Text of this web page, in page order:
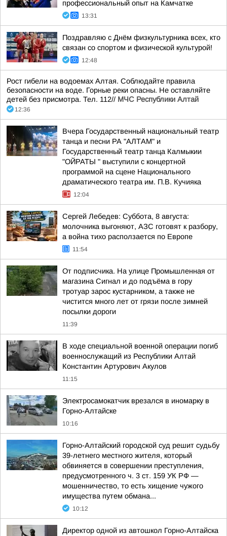
профессиональный опыт на Камчатке
13:31
Поздравляю с Днём физкультурника всех, кто
связан со спортом и физической культурой!
12:48
Рост гибели на водоемах Алтая. Соблюдайте правила
безопасности на воде. Горные реки опасны. Не оставляйте
детей без присмотра. Тел. 112// МЧС Республики Алтай
12:36
Вчера Государственный национальный театр
танца и песни РА "АЛТАМ" и
Государственный театр танца Калмыкии
"ОЙРАТЫ " выступили с концертной
программой на сцене Национального
драматического театра им. П.В. Кучияка
12:04
Сергей Лебедев: Суббота, 8 августа:
молочника выгоняют, АЗС готовят к разбору,
а война тихо расползается по Европе
11:54
От подписчика. На улице Промышленная от
магазина Сигнал и до подъёма в гору
тротуар зарос кустарником, а также не
чистится много лет от грязи после зимней
посылки дороги
11:39
В ходе специальной военной операции погиб
военнослужащий из Республики Алтай
Константин Артурович Акулов
11:15
Электросамокатчик врезался в иномарку в
Горно-Алтайске
10:16
Горно-Алтайский городской суд решит судьбу
39-летнего местного жителя, который
обвиняется в совершении преступления,
предусмотренного ч. 3 ст. 159 УК РФ —
мошенничество, то есть хищение чужого
имущества путем обмана...
10:12
Директор одной из автошкол Горно-Алтайска